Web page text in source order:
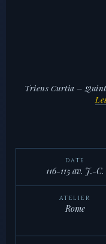
Triens Curtia –
DATE
116-115 av. J.-C.
ATELIER
Rome